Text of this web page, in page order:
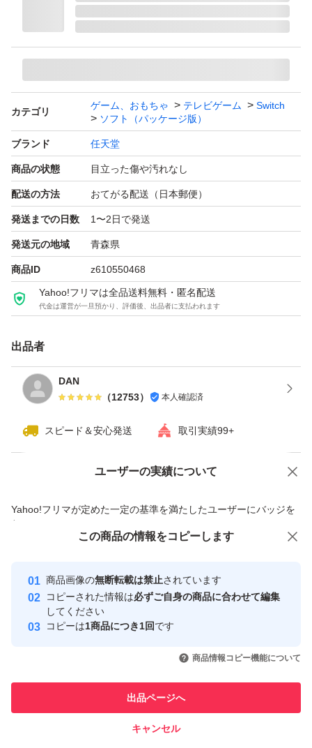
中古品になりますので神経質な方のご購入はお控えくださ
い。
カテゴリ
ゲーム、おもちゃ テレビゲーム
Switch
ソフト（パッケージ版）
ブランド 任天堂
商品の状態 目立った傷や汚れなし
配送の方法 おてがる配送（日本郵便）
発送までの日数 1〜2日で発送
発送元の地域 青森県
商品ID z610550468
Yahoo!フリマは全品送料無料・匿名配送
代金は運営が一旦預かり、評価後、出品者に支払われます
出品者
DAN
（12753） 本人確認済
スピード＆安心発送 取引実績99+
ユーザーの実績について
Yahoo!フリマが定めた一定の基準を満たしたユーザーにバッジを
付与しています
安心取引出品者
心・安全なユーザーです
取引実績
引を完了させた実績があります
での取引実績があります
価格の相談 商品への質問
この商品の情報をコピーします
商品画像の無断転載は禁止されています
コピーされた情報は必ずご自身の商品に合わせて編集
してください
コピーは1商品につき1回です
商品情報コピー機能について
出品ページへ
キャンセル
この商品をみている人にオススメ